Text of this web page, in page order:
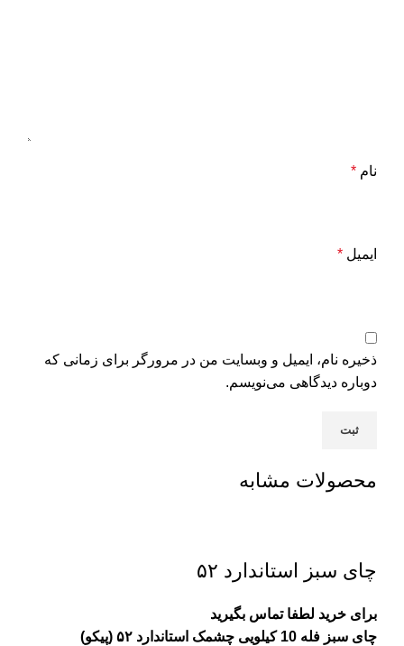
نام *
ایمیل *
ذخیره نام، ایمیل و وبسایت من در مرورگر برای زمانی که
دوباره دیدگاهی می‌نویسم.
محصولات مشابه
چای سبز استاندارد ۵۲
برای خرید لطفا تماس بگیرید
چای سبز فله 10 کیلویی چشمک استاندارد ۵۲ (پیکو)